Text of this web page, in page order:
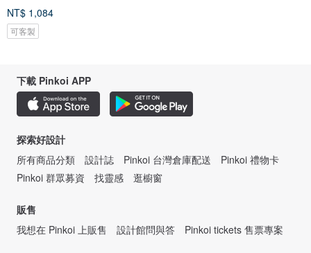
NT$ 1,084
可客製
下載 Pinkoi APP
探索好設計
所有商品分類
設計誌 Pinkoi 台灣倉庫配送
Pinkoi 禮物卡
Pinkoi 群眾募資
找靈感 逛櫥窗
販售
我想在 Pinkoi 上販售
設計館問與答 Pinkoi tickets 售票專案